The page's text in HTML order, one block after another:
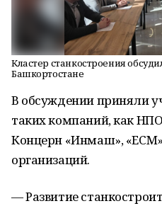
Кластер станкостроения
Башкортостане
В обсуждении приняли
таких компаний, как
Концерн «Инмаш»,
организаций.
— Развитие